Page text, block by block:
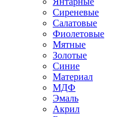
Сиреневые
Салатовые
Фиолетовые
Мятные
Золотые
Синие
Материал
МДФ
Эмаль
Акрил